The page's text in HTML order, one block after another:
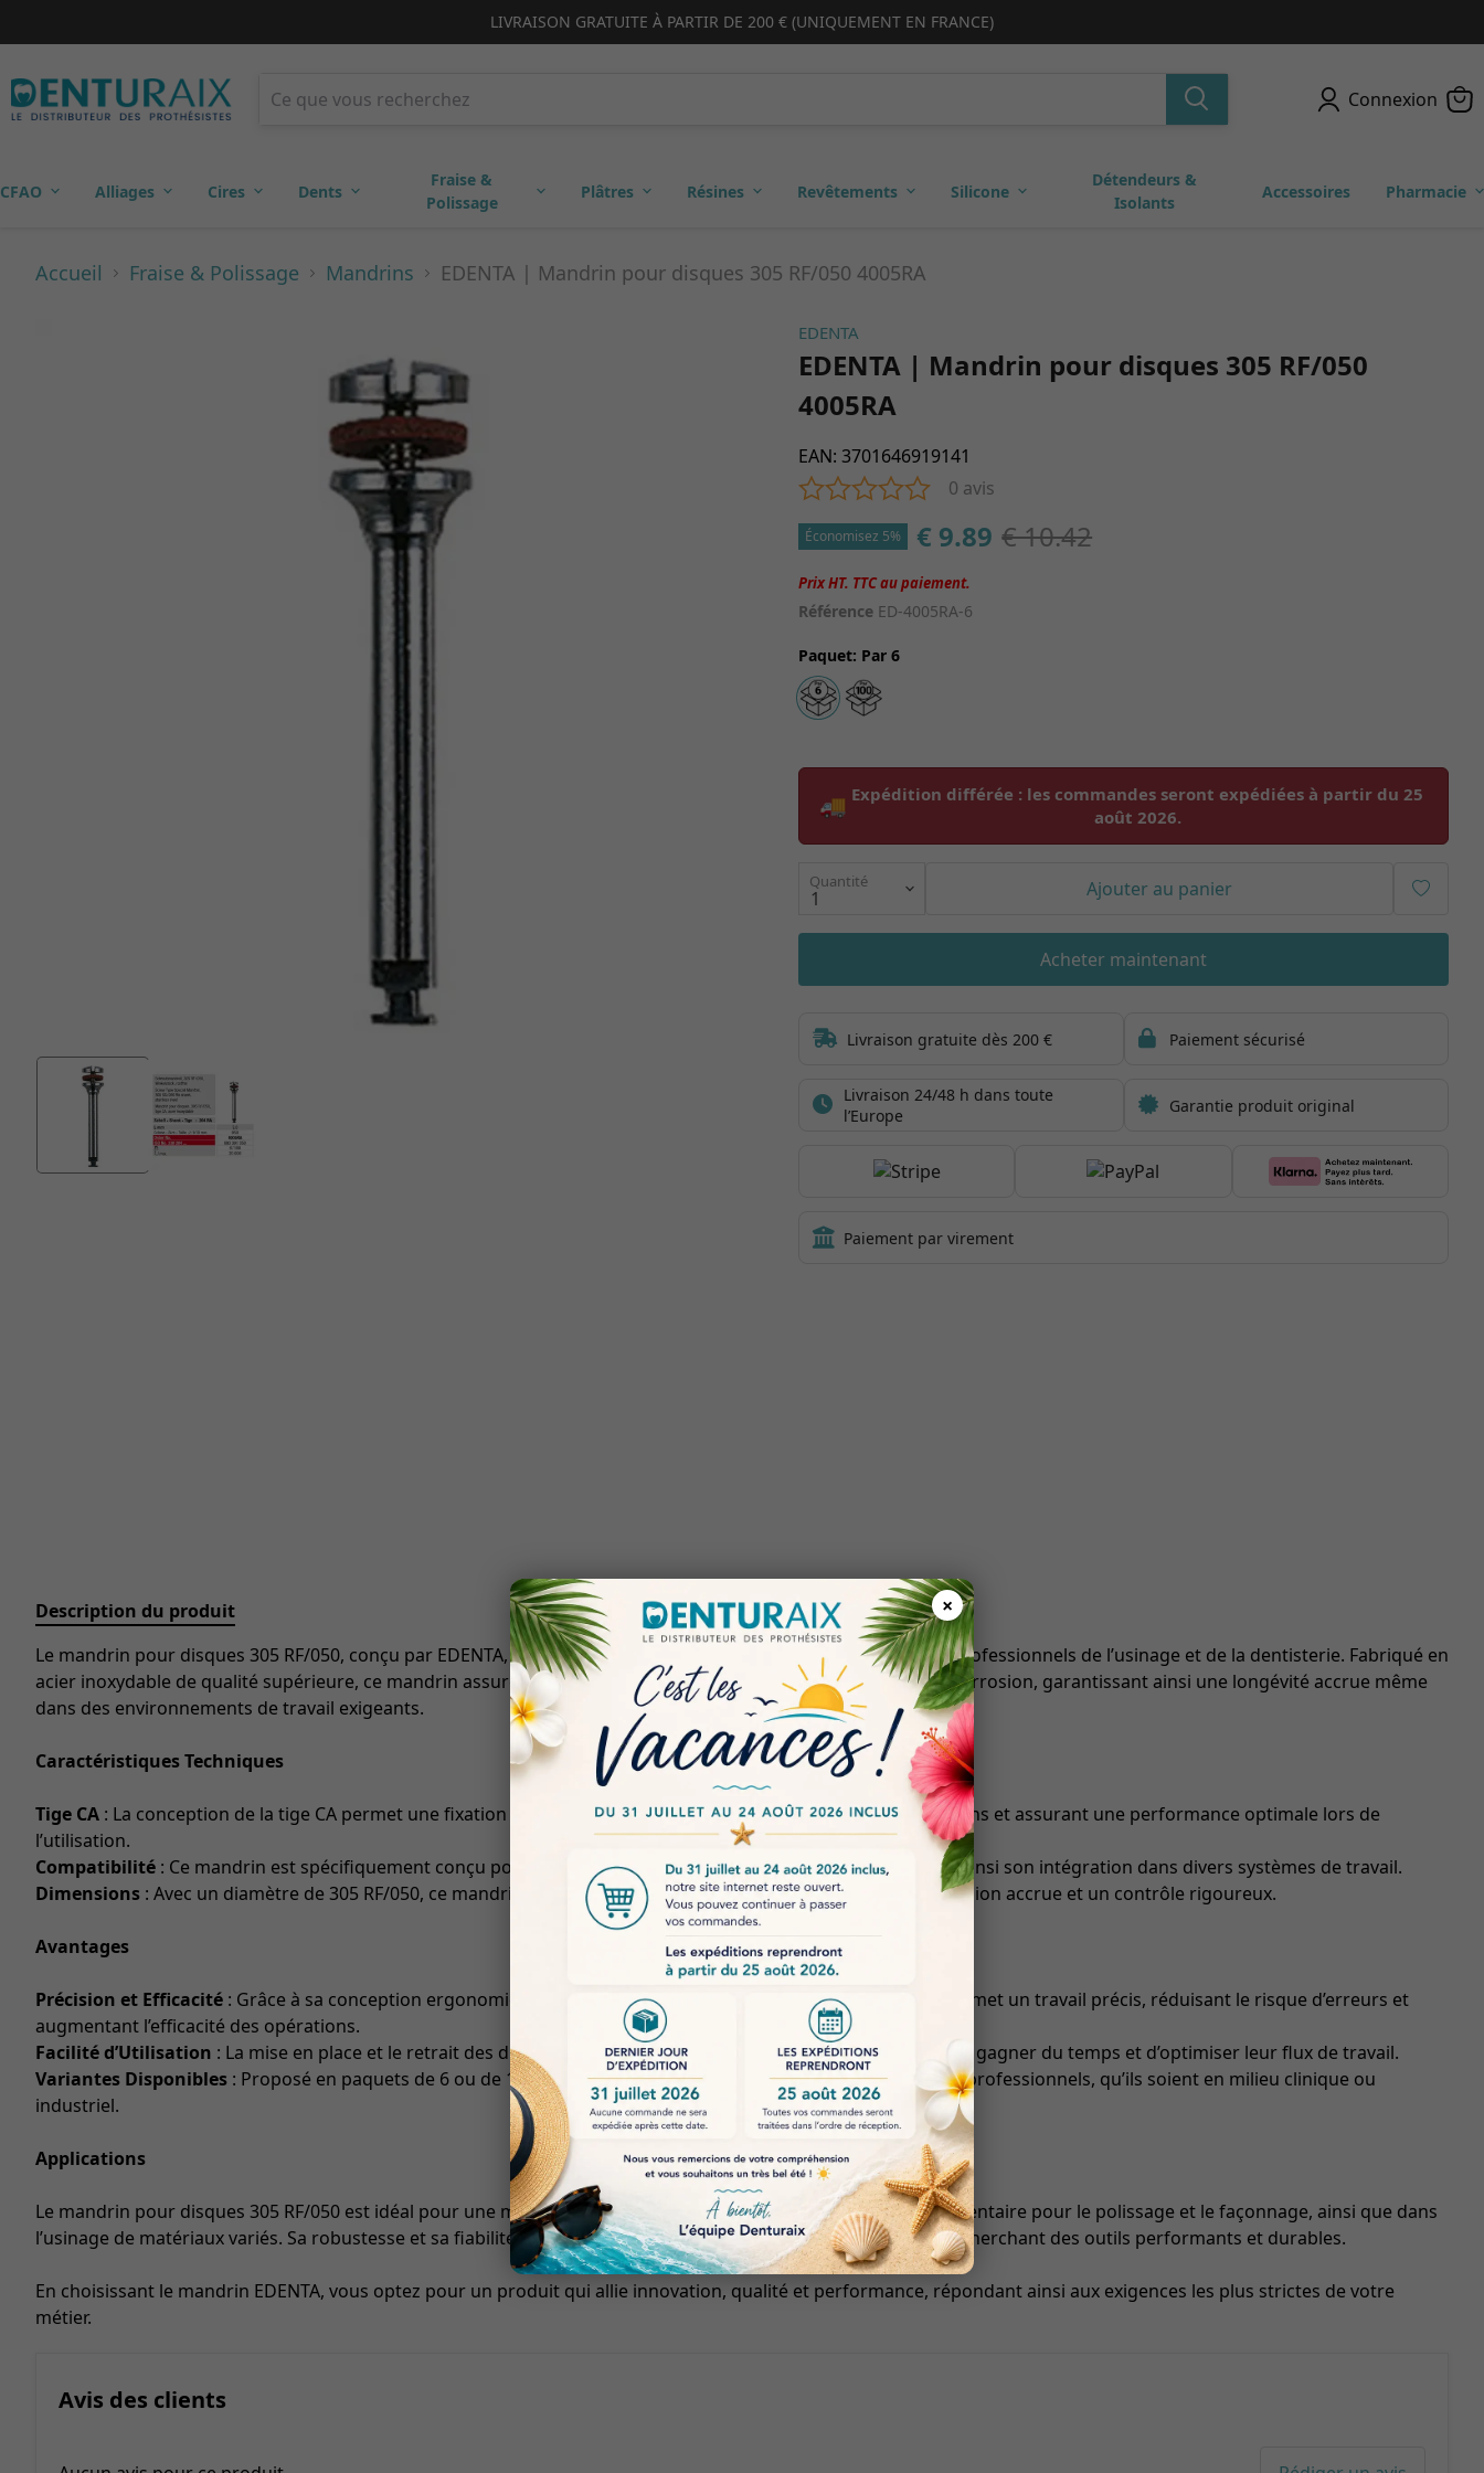
×
LIVRAISON GRATUITE À PARTIR DE 200 € (UNIQUEMENT EN FRANCE)
Connexion
CFAO Alliages Cires Dents
Fraise &
Polissage
Plâtres Résines Revêtements Silicone
Détendeurs &
Isolants
Accessoires Pharmacie
Accueil Fraise & Polissage Mandrins EDENTA | Mandrin pour disques 305 RF/050 4005RA
EDENTA
EDENTA | Mandrin pour disques 305 RF/050
4005RA
EAN:3701646919141
0 avis
Économisez 5% € 9.89 € 10.42
Référence ED-4005RA-6
Paquet: Par 6
🚚 Expédition différée : les commandes seront expédiées à partir du25
août 2026.
Quantité Ajouter au panier
Acheter maintenant
Description du produit
Le mandrin pour disques 305 RF/050, conçu par EDENTA, représente une solution de haute précision pour les professionnels de l’usinage et de la dentisterie. Fabriqué en
acier inoxydable de qualité supérieure, ce mandrin assure une durabilité exceptionnelle et une résistance à la corrosion, garantissant ainsi une longévité accrue même
dans des environnements de travail exigeants.
Caractéristiques Techniques
Tige CA : La conception de la tige CA permet une fixation sécurisée et stable des disques, minimisant les vibrations et assurant une performance optimale lors de
l’utilisation.
Compatibilité : Ce mandrin est spécifiquement conçu pour s’adapter à une large gamme de disques, facilitant ainsi son intégration dans divers systèmes de travail.
Dimensions : Avec un diamètre de 305 RF/050, ce mandrin est idéal pour des applications nécessitant une précision accrue et un contrôle rigoureux.
Avantages
Précision et Efficacité : Grâce à sa conception ergonomique et à ses matériaux de haute qualité, le mandrin permet un travail précis, réduisant le risque d’erreurs et
augmentant l’efficacité des opérations.
Facilité d’Utilisation : La mise en place et le retrait des disques sont simplifiés, ce qui permet aux utilisateurs de gagner du temps et d’optimiser leur flux de travail.
Variantes Disponibles : Proposé en paquets de 6 ou de 100 unités, ce mandrin s’adapte aux besoins variés des professionnels, qu’ils soient en milieu clinique ou
industriel.
Applications
Le mandrin pour disques 305 RF/050 est idéal pour une multitude d’applications, notamment dans le domaine dentaire pour le polissage et le façonnage, ainsi que dans
l’usinage de matériaux variés. Sa robustesse et sa fiabilité en font un choix privilégié pour les professionnels recherchant des outils performants et durables.
En choisissant le mandrin EDENTA, vous optez pour un produit qui allie innovation, qualité et performance, répondant ainsi aux exigences les plus strictes de votre
métier.
Avis des clients